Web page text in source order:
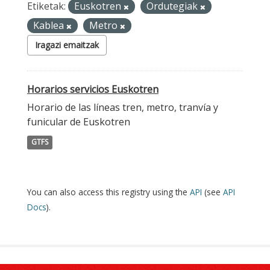
Etiketak: Euskotren
Ordutegiak
Kablea
Metro
Iragazi emaitzak
Horarios servicios Euskotren
Horario de las líneas tren, metro, tranvía y
funicular de Euskotren
GTFS
You can also access this registry using the API (see API
Docs).